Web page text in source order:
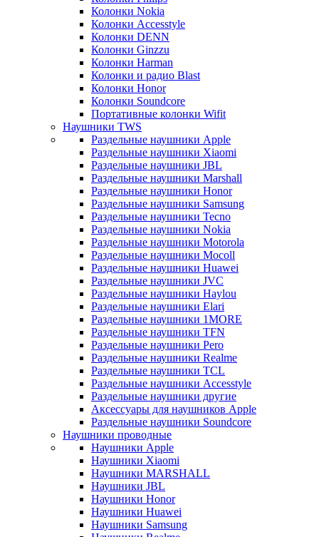
Колонки Nokia
Колонки Accesstyle
Колонки DENN
Колонки Ginzzu
Колонки Harman
Колонки и радио Blast
Колонки Honor
Колонки Soundcore
Портативные колонки Wifit
Наушники TWS
Раздельные наушники Apple
Раздельные наушники Xiaomi
Раздельные наушники JBL
Раздельные наушники Marshall
Раздельные наушники Honor
Раздельные наушники Samsung
Раздельные наушники Tecno
Раздельные наушники Nokia
Раздельные наушники Motorola
Раздельные наушники Mocoll
Раздельные наушники Huawei
Раздельные наушники JVC
Раздельные наушники Haylou
Раздельные наушники Elari
Раздельные наушники 1MORE
Раздельные наушники TFN
Раздельные наушники Pero
Раздельные наушники Realme
Раздельные наушники TCL
Раздельные наушники Accesstyle
Раздельные наушники другие
Аксессуары для наушников Apple
Раздельные наушники Soundcore
Наушники проводные
Наушники Apple
Наушники Xiaomi
Наушники MARSHALL
Наушники JBL
Наушники Honor
Наушники Huawei
Наушники Samsung